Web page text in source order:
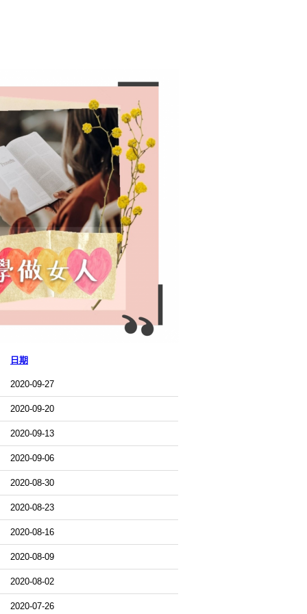
日期
2020-09-27
2020-09-20
2020-09-13
2020-09-06
2020-08-30
2020-08-23
2020-08-16
2020-08-09
2020-08-02
2020-07-26